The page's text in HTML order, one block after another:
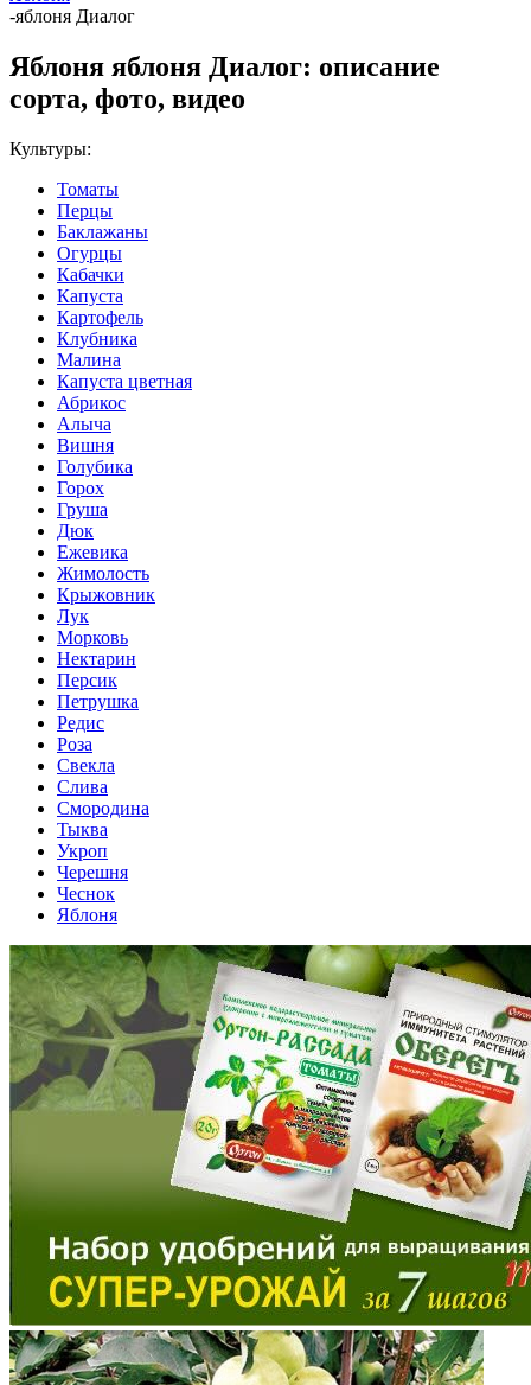
-яблоня Диалог
Яблоня яблоня Диалог: описание
сорта, фото, видео
Культуры:
Томаты
Перцы
Баклажаны
Огурцы
Кабачки
Капуста
Картофель
Клубника
Малина
Капуста цветная
Абрикос
Алыча
Вишня
Голубика
Горох
Груша
Дюк
Ежевика
Жимолость
Крыжовник
Лук
Морковь
Нектарин
Персик
Петрушка
Редис
Роза
Свекла
Слива
Смородина
Тыква
Укроп
Черешня
Чеснок
Яблоня